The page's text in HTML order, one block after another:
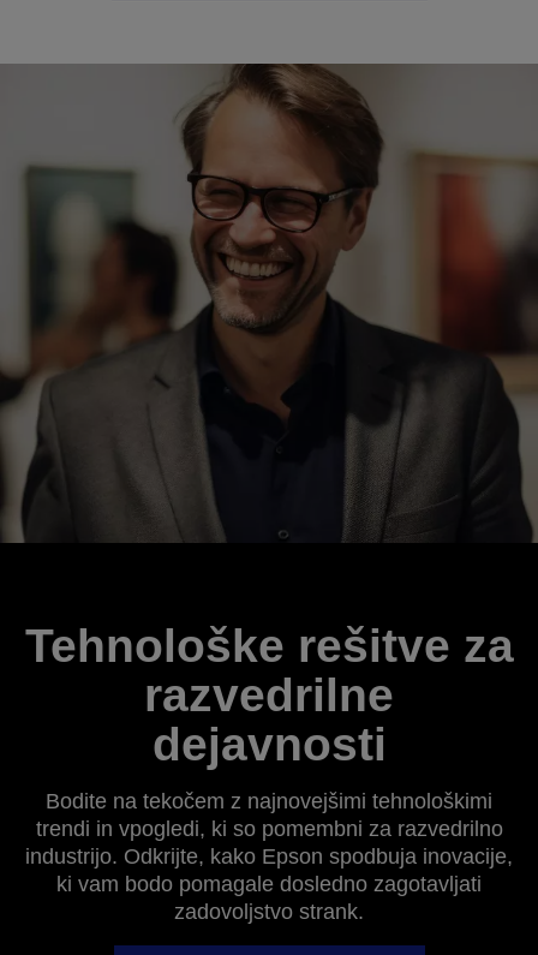
Tehnološke rešitve za
razvedrilne
dejavnosti
Bodite na tekočem z najnovejšimi tehnološkimi
trendi in vpogledi, ki so pomembni za razvedrilno
industrijo. Odkrijte, kako Epson spodbuja inovacije,
ki vam bodo pomagale dosledno zagotavljati
zadovoljstvo strank.